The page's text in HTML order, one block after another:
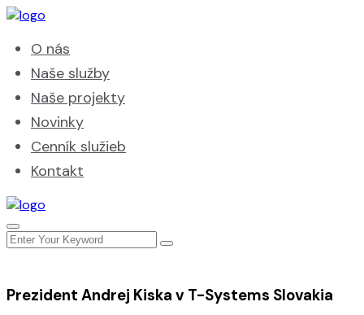
O nás
Naše služby
Naše projekty
Novinky
Cenník služieb
Kontakt
Prezident Andrej Kiska v T-Systems Slovakia